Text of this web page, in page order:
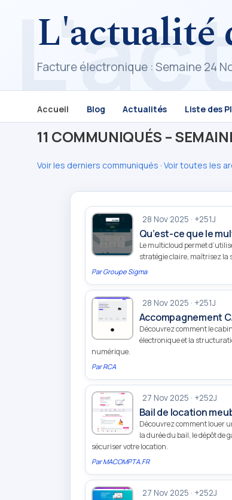
L'actualité
Facture électronique : Semaine 24
Accueil Blog Actualités Liste des
11 COMMUNIQUÉS –
Voir les derniers communiqués · Voir toutes les
28 Nov 2025 · +251J
Qu’est-ce que le
Le multicloud permet
stratégie claire, maîtrisez la
ParGroupe Sigma
28 Nov 2025 · +251J
Accompagnement
Découvrez comment le
électronique et la
numérique.
ParRCA
27 Nov 2025 · +252J
Bail de location
Découvrez comment louer
la durée du bail, le dépôt de
sécuriser votre location.
ParMACOMPTA.FR
27 Nov 2025 · +252J